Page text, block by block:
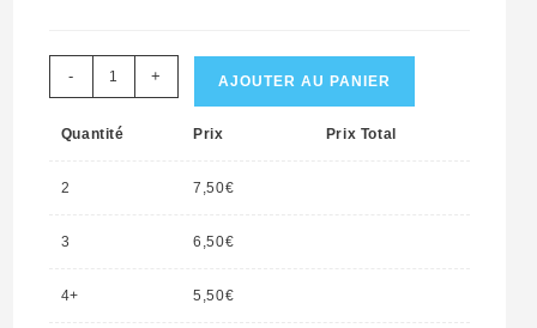
quantité
de
Barre
Sony
55XF7096
- + AJOUTER AU PANIER
Quantité Prix Prix Total
2 7,50€
3 6,50€
4+ 5,50€